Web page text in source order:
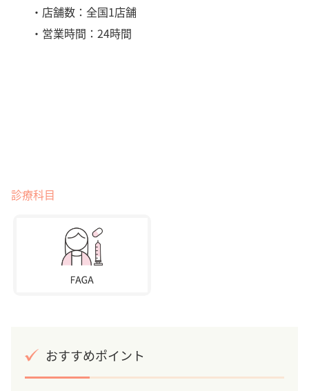
・店舗数：全国1店舗
・営業時間：24時間
診療科目
おすすめポイント